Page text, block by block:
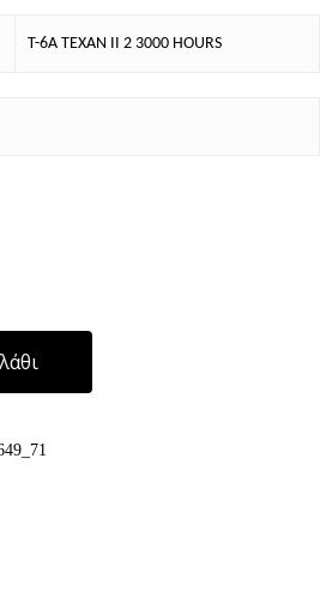
T-6A TEXAN II 2 3000 HOURS